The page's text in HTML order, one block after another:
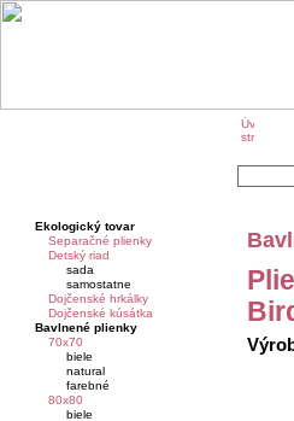
Ekologický tovar
Separačné plienky
Detský riad
sada
samostatne
Dojčenské hrkálky
Dojčenské kúsátka
Bavlnené plienky
70x70
biele
natural
farebné
80x80
biele